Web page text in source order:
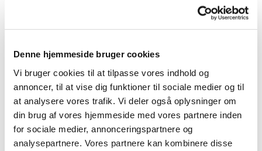
Denne hjemmeside bruger cookies
Vi bruger cookies til at tilpasse vores indhold og
annoncer, til at vise dig funktioner til sociale medier og til
at analysere vores trafik. Vi deler også oplysninger om
din brug af vores hjemmeside med vores partnere inden
for sociale medier, annonceringspartnere og
analysepartnere. Vores partnere kan kombinere disse
Der kom ikke flere vejrtrækninger. Pludselig var det den sidste, og vi vidste
Download gratis undervisningsmaterialeher
Link tilEls Cools